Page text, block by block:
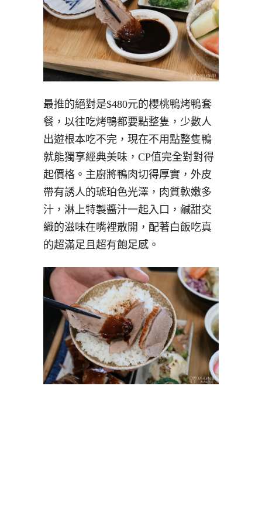
最推的絕對是$480元的櫻桃鴨烤鴨套
餐，以往吃烤鴨都要點整隻，少數人
出遊根本吃不完，現在不用點整隻鴨
就能獨享經典美味，CP值完全對對得
起價格。主廚將鴨肉切得厚實，外皮
帶有誘人的琥珀色光澤，肉質軟嫩多
汁，淋上特製醬汁一起入口，鹹甜交
織的滋味在嘴裡散開，配著白飯吃真
的超滿足且超有飽足感。